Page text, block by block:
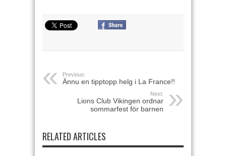
Previous:
Ännu en tipptopp helg i La France!!
Next:
Lions Club Vikingen ordnar
sommarfest för barnen
RELATED ARTICLES